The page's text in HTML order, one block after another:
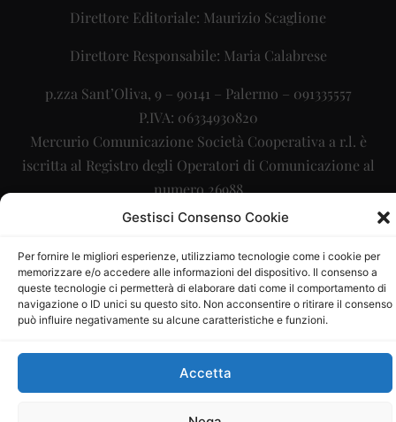
Gestisci Consenso Cookie
Per fornire le migliori esperienze, utilizziamo tecnologie come i cookie per
memorizzare e/o accedere alle informazioni del dispositivo. Il consenso a
queste tecnologie ci permetterà di elaborare dati come il comportamento di
navigazione o ID unici su questo sito. Non acconsentire o ritirare il consenso
può influire negativamente su alcune caratteristiche e funzioni.
Accetta
Direttore Editoriale: Maurizio Scaglione
Direttore Responsabile: Maria Calabrese
p.zza Sant’Oliva, 9 – 90141 – Palermo – 091335557
P.IVA: 06334930820
Mercurio Comunicazione Società Cooperativa a r.l. è
iscritta al Registro degli Operatori di Comunicazione al
numero 26988
Sito gestito daLa Digitale srl– info@ladigitale.it